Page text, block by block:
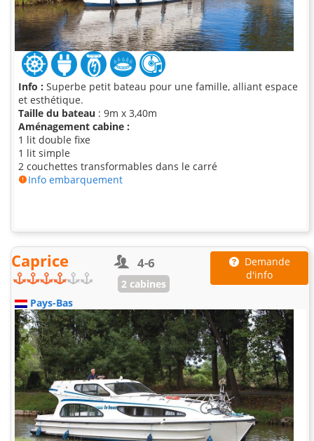
Info : Superbe petit bateau pour une famille, alliant espace
et esthétique.
Taille du bateau : 9m x 3,40m
Aménagement cabine :
1 lit double fixe
1 lit simple
2 couchettes transformables dans le carré
Info embarquement
Caprice 4-6
2 cabines
Demande
d'info
Pays-Bas